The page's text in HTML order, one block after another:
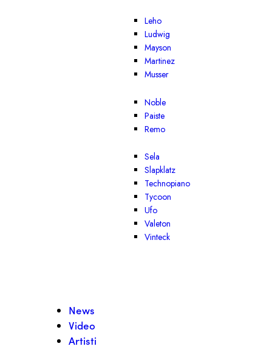
Leho
Ludwig
Mayson
Martinez
Musser
Noble
Paiste
Remo
Sela
Slapklatz
Technopiano
Tycoon
Ufo
Valeton
Vinteck
News
Video
Artisti